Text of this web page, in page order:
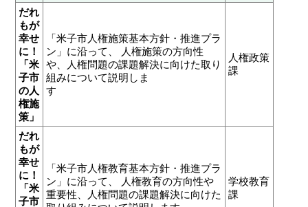
だれ
もが
幸せ
に！
「米
子市
の人
権施
策」
「米子市人権施策基本方針・推進プラ
ン」に沿って、 人権施策の方向性
や、人権問題の課題解決に向けた取り
組みについて説明しま
す
人権政策
課
だれ
もが
幸せ
に！
「米
子市
「米子市人権教育基本方針・推進プラ
ン」に沿って、 人権教育の方向性や
重要性、人権問題の課題解決に向けた
学校教育
課